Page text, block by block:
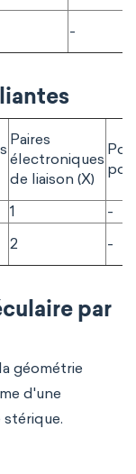
-
Paires
électroniques
de liaison (X)
1
-
2 -
par
géométrie
d'une